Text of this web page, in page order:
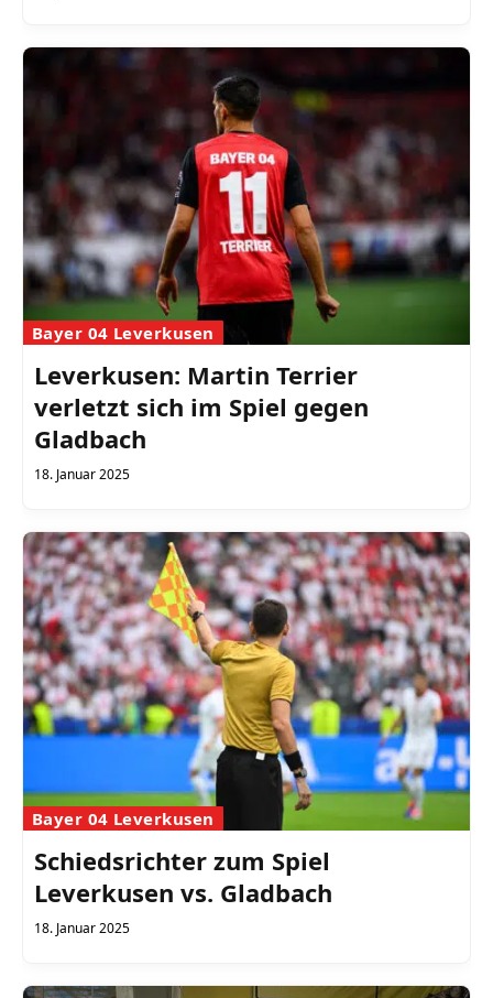
Bayer 04 Leverkusen
Leverkusen: Martin Terrier
verletzt sich im Spiel gegen
Gladbach
18. Januar 2025
Bayer 04 Leverkusen
Schiedsrichter zum Spiel
Leverkusen vs. Gladbach
18. Januar 2025